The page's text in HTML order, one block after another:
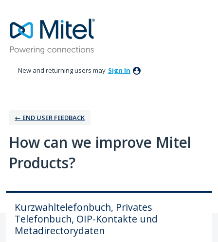
to
content
New and returning users may Sign In
← ‎END USER FEEDBACK
How can we improve Mitel
Products?
Kurzwahltelefonbuch, Privates
Telefonbuch, OIP-Kontakte und
Metadirectorydaten